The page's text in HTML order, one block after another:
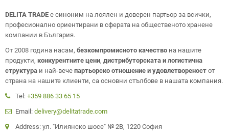
DELITA TRADE е синоним на лоялен и доверен партьор за всички,
професионално ориентирани в сферата на общественото хранене
компании в България.
От 2008 година насам, безкомпромисното качество на нашите
продукти, конкурентните цени, дистрибуторската и логистична
структура и най-вече партьорско отношение и удовлетвореност от
страна на нашите клиенти, са основни стълбове в нашата компания.
Tel: +359 886 33 65 15
Email: delivery@delitatrade.com
Address: ул. "Илиянско шосе" № 2В, 1220 София